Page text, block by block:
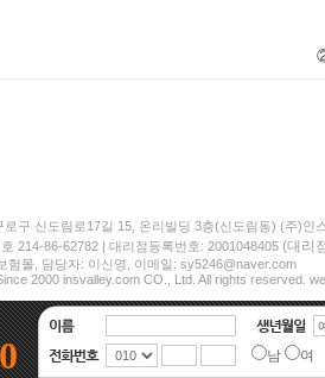
로구 신도림로17길 15, 온리빌딩 3층(신도림동) (주)인
214-86-62782 | 대리점등록번호: 2001048405 (대리
험몰, 담당자: 이신영, 이메일: sy5246@naver.com
2000 insvalley.com CO., Ltd. All rights reserved.
남 여